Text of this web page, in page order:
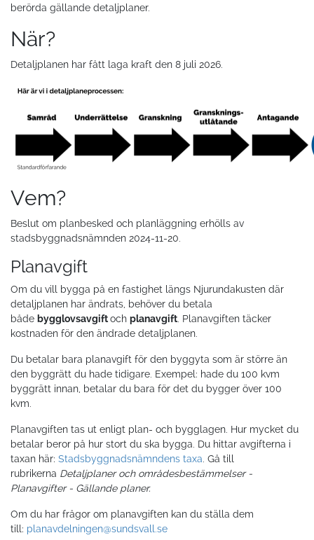
berörda gällande detaljplaner.
När?
Detaljplanen har fått laga kraft den 8 juli 2026.
Vem?
Beslut om planbesked och planläggning erhölls av
stadsbyggnadsnämnden 2024-11-20.
Planavgift
Om du vill bygga på en fastighet längs Njurundakusten där
detaljplanen har ändrats, behöver du betala
både bygglovsavgiftoch planavgift. Planavgiften täcker
kostnaden för den ändrade detaljplanen.
Du betalar bara planavgift för den byggyta som är större än
den byggrätt du hade tidigare. Exempel: hade du 100 kvm
byggrätt innan, betalar du bara för det du bygger över 100
kvm.
Planavgiften tas ut enligt plan- och bygglagen. Hur mycket du
betalar beror på hur stort du ska bygga. Du hittar avgifterna i
taxan här: Stadsbyggnadsnämndens taxa. Gå till
rubrikerna Detaljplaner och områdesbestämmelser -
Planavgifter - Gällande planer.
Om du har frågor om planavgiften kan du ställa dem
till: planavdelningen@sundsvall.se